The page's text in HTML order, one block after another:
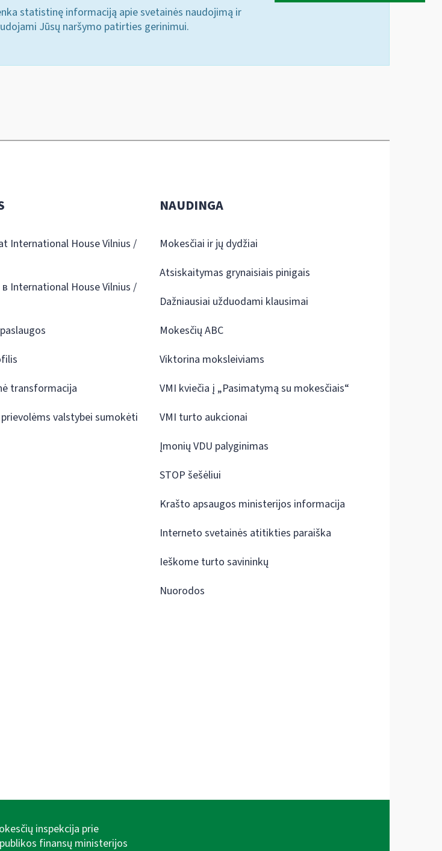
statistinę informaciją apie svetainės naudojimą ir
Jūsų naršymo patirties gerinimui.
International House Vilnius /
International House Vilnius /
transformacija
valstybei sumokėti
NAUDINGA
Mokesčiai ir jų dydžiai
Atsiskaitymas grynaisiais pinigais
Dažniausiai užduodami klausimai
Mokesčių ABC
Viktorina moksleiviams
VMI kviečia į „Pasimatymą su mokesčiais“
VMI turto aukcionai
Įmonių VDU palyginimas
STOP šešėliui
Krašto apsaugos ministerijos informacija
Interneto svetainės atitikties paraiška
Ieškome turto savininkų
Nuorodos
inspekcija prie
finansų ministerijos